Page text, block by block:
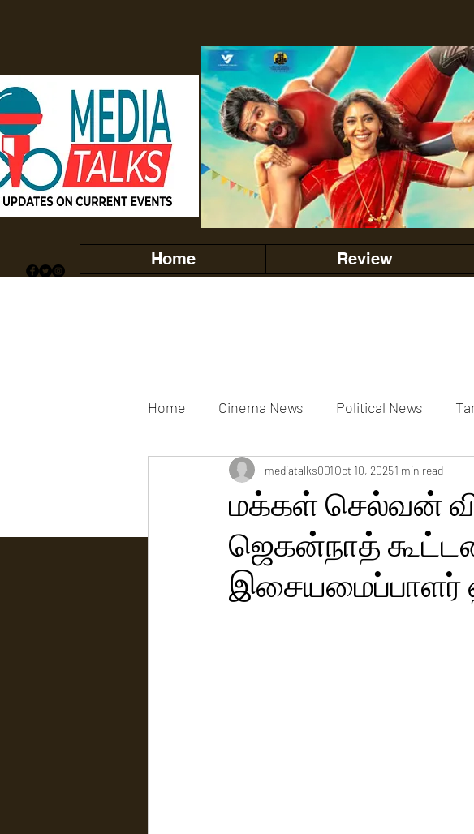
Home Review
Home Cinema News Political News
Movies Gallery Actress Gallery Events
Tv news
மக்கள் செல்வன்
ஜெகன்நாத்
mediatalks001Oct 10, 20251 min read